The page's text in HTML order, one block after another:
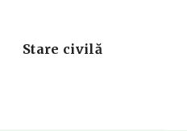
Stare civilă